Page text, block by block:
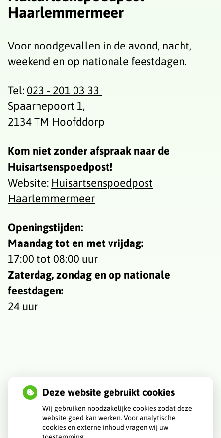
Haarlemmermeer
Voor noodgevallen in de avond, nacht,
weekend en op nationale feestdagen.
Tel:023 - 201 03 33
Spaarnepoort 1,
2134 TM Hoofddorp
Kom niet zonder afspraak naar de
Huisartsenspoedpost!
Website: Huisartsenspoedpost
Haarlemmermeer
Openingstijden:
Maandag tot en met vrijdag:
17:00 tot 08:00 uur
Zaterdag, zondag en op nationale
feestdagen:
24 uur
Deze website gebruikt cookies
Wij gebruiken noodzakelijke cookies zodat deze
website goed kan werken. Voor analytische
cookies en externe inhoud vragen wij uw